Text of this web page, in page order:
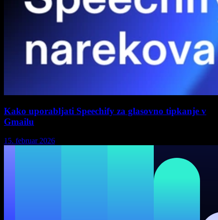
Kako uporabljati Speechify za glasovno tipkanje v
Gmailu
15. februar 2026